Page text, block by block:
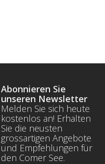
Abonnieren Sie
unseren Newsletter
Melden Sie sich heute
kostenlos an! Erhalten
Sie die neusten
grossartigen Angebote
und Empfehlungen für
den Comer See.